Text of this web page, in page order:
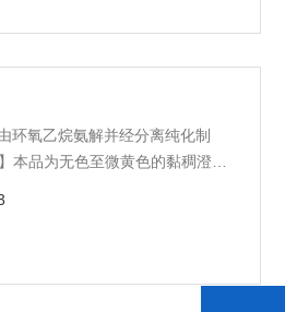
环氧乙烷氨解并经分离纯化制
品为无色至微黄色的黏稠澄清